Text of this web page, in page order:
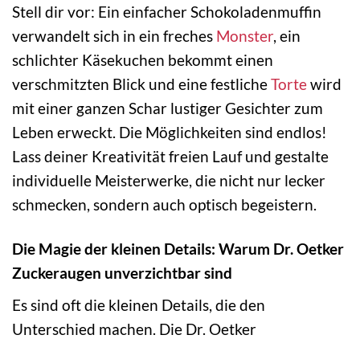
Stell dir vor: Ein einfacher Schokoladenmuffin
verwandelt sich in ein freches Monster, ein
schlichter Käsekuchen bekommt einen
verschmitzten Blick und eine festlicheTortewird
mit einer ganzen Schar lustiger Gesichter zum
Leben erweckt. Die Möglichkeiten sind endlos!
Lass deiner Kreativität freien Lauf und gestalte
individuelle Meisterwerke, die nicht nur lecker
schmecken, sondern auch optisch begeistern.
Die Magie der kleinen Details: Warum Dr. Oetker
Zuckeraugen unverzichtbar sind
Es sind oft die kleinen Details, die den
Unterschied machen. Die Dr. Oetker